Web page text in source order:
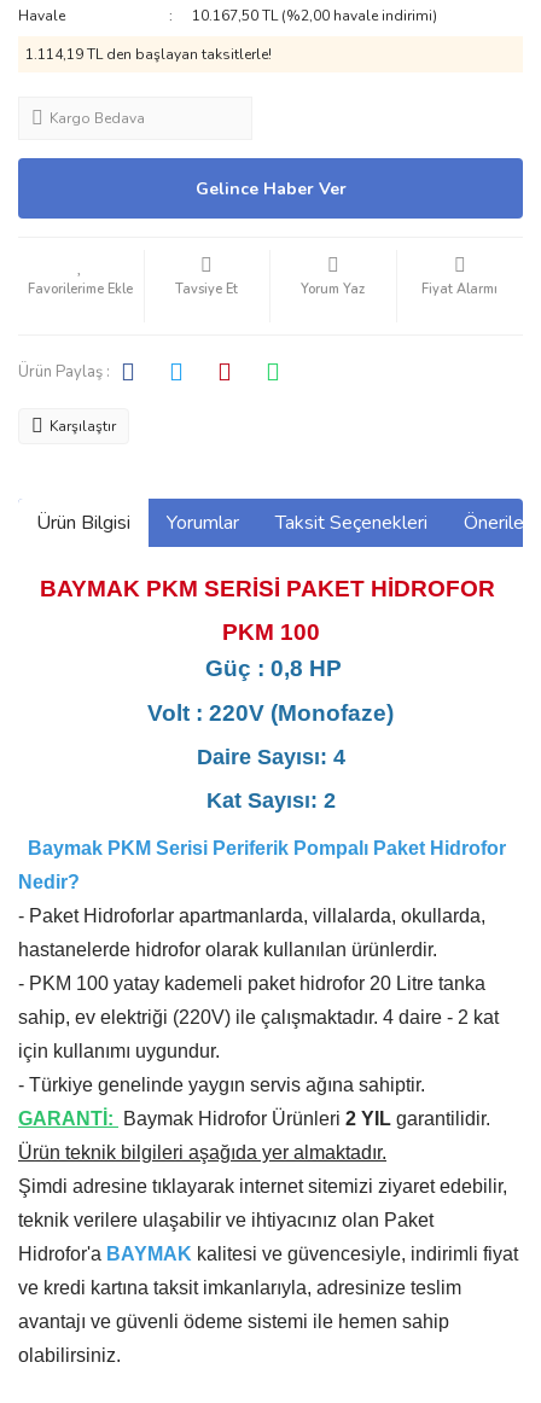
Havale
10.167,50 TL (%2,00 havale indirimi)
1.114,19 TL den başlayan taksitlerle!
Kargo Bedava
Gelince Haber Ver
Tavsiye Et Yorum Yaz Fiyat Alarmı
Ürün Paylaş :
Karşılaştır
Ürün Bilgisi Yorumlar Taksit Seçenekleri
BAYMAK PKM SERİSİ PAKET HİDROFOR
PKM 100
Güç : 0,8 HP
Volt : 220V (Monofaze)
Daire Sayısı: 4
Kat Sayısı: 2
Baymak PKM Serisi Periferik Pompalı Paket Hidrofor
Nedir?
- Paket Hidroforlar apartmanlarda, villalarda, okullarda,
hastanelerde hidrofor olarak kullanılan ürünlerdir.
- PKM 100 yatay kademeli paket hidrofor 20 Litre tanka
sahip, ev elektriği (220V) ile çalışmaktadır. 4 daire - 2 kat
için kullanımı uygundur.
- Türkiye genelinde yaygın servis ağına sahiptir.
GARANTİ:
Baymak Hidrofor Ürünleri 2 YIL garantilidir.
Ürün teknik bilgileri aşağıda yer almaktadır.
Şimdi adresine tıklayarak internet sitemizi ziyaret edebilir,
teknik verilere ulaşabilir ve ihtiyacınız olan Paket
Hidrofor'a BAYMAK kalitesi ve güvencesiyle, indirimli fiyat
ve kredi kartına taksit imkanlarıyla, adresinize teslim
avantajı ve güvenli ödeme sistemi ile hemen sahip
olabilirsiniz.